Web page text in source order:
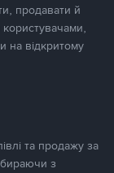
продавати й
на відкритому
та продажу за
з